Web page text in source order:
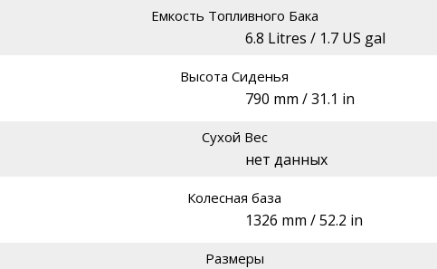
Емкость Топливного Бака
6.8 Litres / 1.7 US gal
Высота Сиденья
790 mm / 31.1 in
Сухой Вес
нет данных
Колесная база
1326 mm / 52.2 in
Размеры